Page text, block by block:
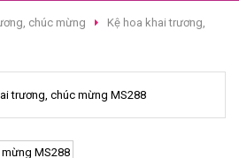
chúc mừng
Kệ hoa khai trương,